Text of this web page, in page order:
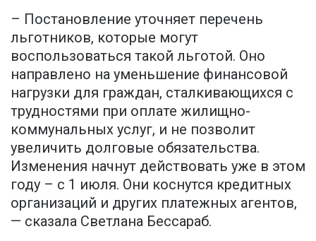
– Постановление уточняет перечень
льготников, которые могут
воспользоваться такой льготой. Оно
направлено на уменьшение финансовой
нагрузки для граждан, сталкивающихся с
трудностями при оплате жилищно-
коммунальных услуг, и не позволит
увеличить долговые обязательства.
Изменения начнут действовать уже в этом
году – с 1 июля. Они коснутся кредитных
организаций и других платежных агентов,
— сказала Светлана Бессараб.